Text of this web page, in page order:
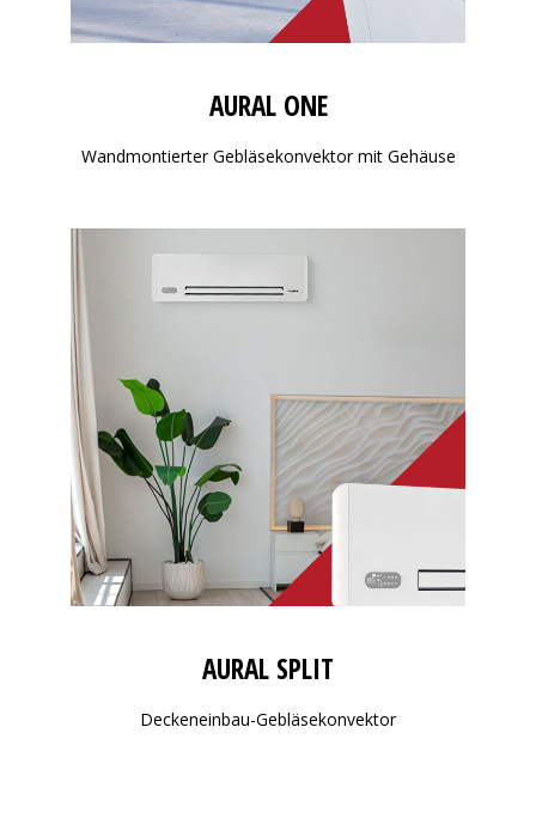
AURAL ONE
Wandmontierter Gebläsekonvektor mit Gehäuse
AURAL SPLIT
Deckeneinbau-Gebläsekonvektor